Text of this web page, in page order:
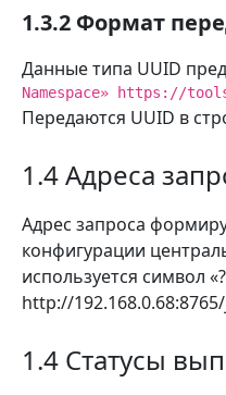
1.3.2 Формат
Данные типа UUID
Namespace» https://
Передаются UUID в
1.4 Адреса
Адрес запроса
конфигурации
используется символ
http://
1.4 Статусы